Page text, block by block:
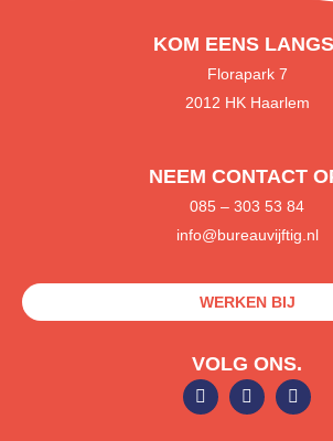
KOM EENS
Florapark 7
2012 HK Haarlem
NEEM CONTACT
085 – 303 53 84
info@bureauvijftig.nl
WERKEN BIJ
VOLG ONS.
L
i
F
a
S
p